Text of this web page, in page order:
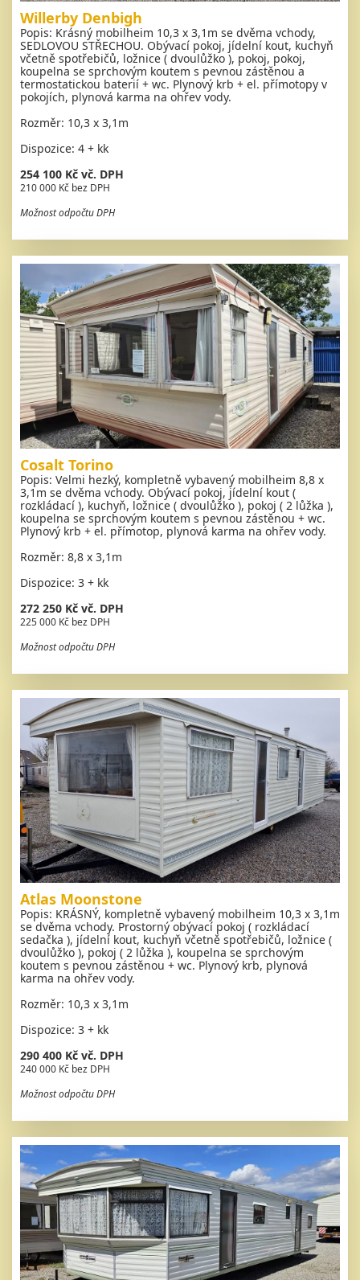
Willerby Denbigh
Popis: Krásný mobilheim 10,3 x 3,1m se dvěma vchody,
SEDLOVOU STŘECHOU. Obývací pokoj, jídelní kout, kuchyň
včetně spotřebičů, ložnice ( dvoulůžko ), pokoj, pokoj,
koupelna se sprchovým koutem s pevnou zástěnou a
termostatickou baterií + wc. Plynový krb + el. přímotopy v
pokojích, plynová karma na ohřev vody.
Rozměr: 10,3 x 3,1m
Dispozice: 4 + kk
254 100 Kč vč. DPH
210 000 Kč bez DPH
Možnost odpočtu DPH
Cosalt Torino
Popis: Velmi hezký, kompletně vybavený mobilheim 8,8 x
3,1m se dvěma vchody. Obývací pokoj, jídelní kout (
rozkládací ), kuchyň, ložnice ( dvoulůžko ), pokoj ( 2 lůžka ),
koupelna se sprchovým koutem s pevnou zástěnou + wc.
Plynový krb + el. přímotop, plynová karma na ohřev vody.
Rozměr: 8,8 x 3,1m
Dispozice: 3 + kk
272 250 Kč vč. DPH
225 000 Kč bez DPH
Možnost odpočtu DPH
Atlas Moonstone
Popis: KRÁSNÝ, kompletně vybavený mobilheim 10,3 x 3,1m
se dvěma vchody. Prostorný obývací pokoj ( rozkládací
sedačka ), jídelní kout, kuchyň včetně spotřebičů, ložnice (
dvoulůžko ), pokoj ( 2 lůžka ), koupelna se sprchovým
koutem s pevnou zástěnou + wc. Plynový krb, plynová
karma na ohřev vody.
Rozměr: 10,3 x 3,1m
Dispozice: 3 + kk
290 400 Kč vč. DPH
240 000 Kč bez DPH
Možnost odpočtu DPH